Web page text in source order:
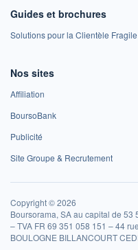
Guides et brochures
Solutions pour la Clientèle Fragile
Nos sites
Affiliation
BoursoBank
Publicité
Site Groupe & Recrutement
Copyright © 2026
Boursorama, SA au capital de
– TVA FR 69 351 058 151 – 44
BOULOGNE BILLANCOURT